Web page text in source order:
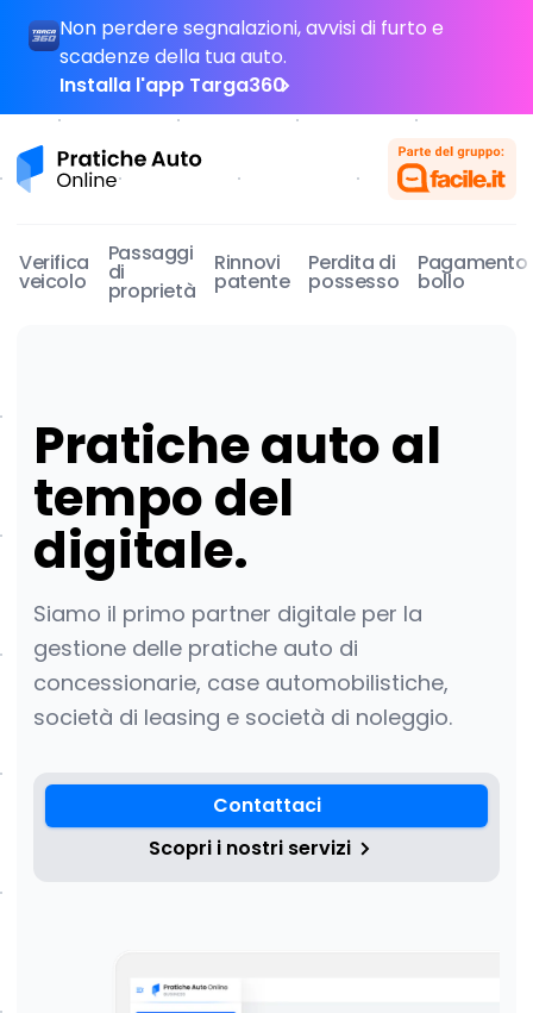
Non perdere segnalazioni, avvisi di furto e
scadenze della tua auto.
Installa l'app Targa360
Pratiche Auto Online Business
Verifica
veicolo
Passaggi
di
proprietà
Rinnovi
patente
Perdita di
possesso
Pagamento
bollo
Pratiche auto al
tempo del
digitale.
Siamo il primo partner digitale per la
gestione delle pratiche auto di
concessionarie, case automobilistiche,
società di leasing e società di noleggio.
Contattaci
Scopri i nostri servizi